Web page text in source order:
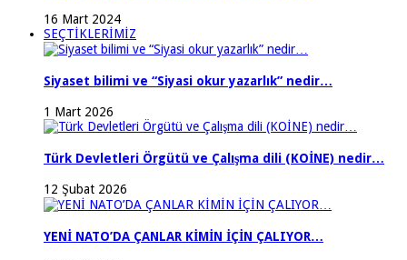
16 Mart 2024
SEÇTİKLERİMİZ
Siyaset bilimi ve “Siyasi okur yazarlık” nedir…
1 Mart 2026
Türk Devletleri Örgütü ve Çalışma dili (KOİNE) nedir…
12 Şubat 2026
YENİ NATO’DA ÇANLAR KİMİN İÇİN ÇALIYOR…